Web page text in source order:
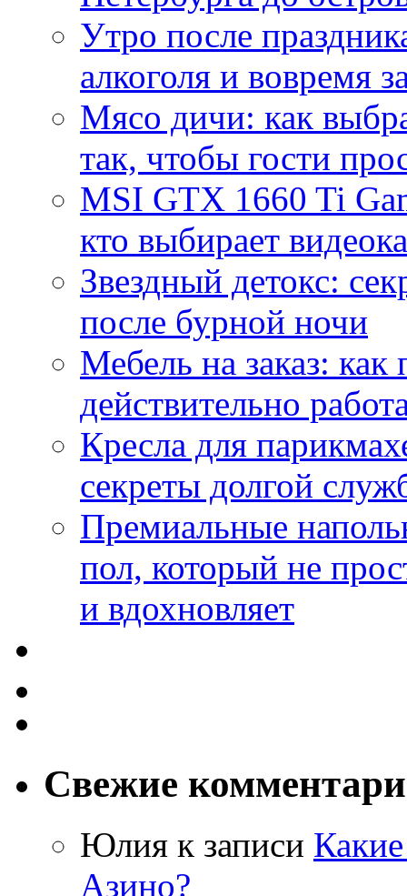
Утро после
алкоголя и вовремя
Мясо дичи: как
так, чтобы гости
MSI GTX 1660 Ti
кто выбирает
Звездный детокс:
после бурной ночи
Мебель на заказ:
действительно
Кресла для
секреты долгой
Премиальные
пол, который не
и вдохновляет
Свежие
Юлия к записи
Азино?